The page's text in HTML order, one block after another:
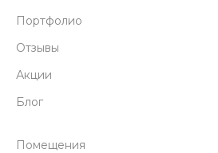
Портфолио
Отзывы
Акции
Блог
Помещения